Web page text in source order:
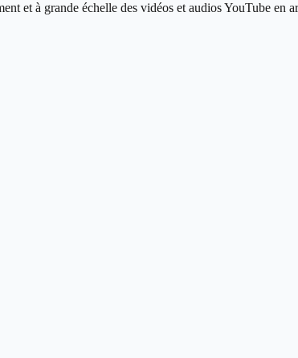
et à grande échelle des vidéos et audios